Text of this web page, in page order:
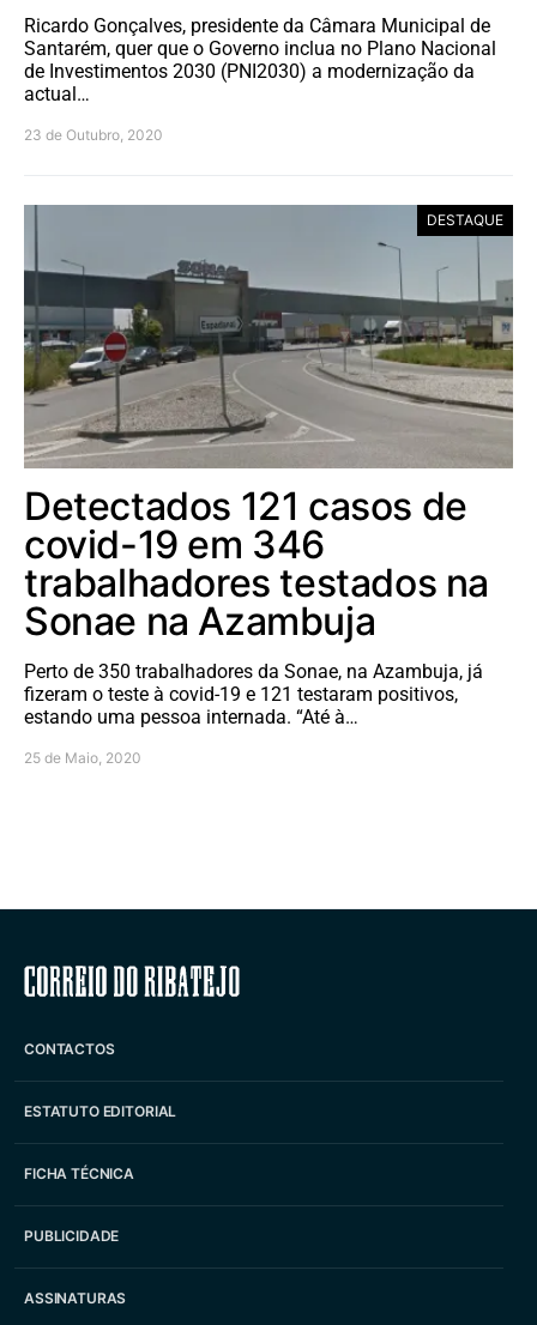
Ricardo Gonçalves, presidente da Câmara Municipal de
Santarém, quer que o Governo inclua no Plano Nacional
de Investimentos 2030 (PNI2030) a modernização da
actual…
23 de Outubro, 2020
DESTAQUE
Detectados 121 casos de
covid-19 em 346
trabalhadores testados na
Sonae na Azambuja
Perto de 350 trabalhadores da Sonae, na Azambuja, já
fizeram o teste à covid-19 e 121 testaram positivos,
estando uma pessoa internada. “Até à…
25 de Maio, 2020
Correio do Ribatejo
CONTACTOS
ESTATUTO EDITORIAL
FICHA TÉCNICA
PUBLICIDADE
ASSINATURAS